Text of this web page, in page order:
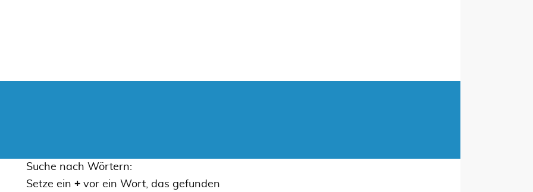
Suche nach Wörtern:
Setze ein + vor ein Wort, das gefunden